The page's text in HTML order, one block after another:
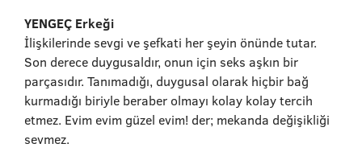
YENGEÇ Erkeği
İlişkilerinde sevgi ve şefkati her şeyin önünde tutar.
Son derece duygusaldır, onun için seks aşkın bir
parçasıdır. Tanımadığı, duygusal olarak hiçbir bağ
kurmadığı biriyle beraber olmayı kolay kolay tercih
etmez. Evim evim güzel evim! der; mekanda değişikliği
sevmez.